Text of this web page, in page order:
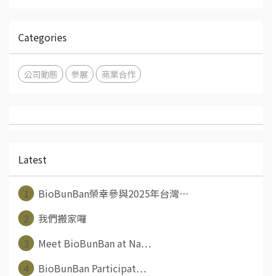
Categories
公司動態 參展 商業合作
Latest
1
BioBunBan榮幸參與2025年台灣⋯
2
我們搬家囉
3
Meet BioBunBan at Na⋯
4
BioBunBan Participat⋯